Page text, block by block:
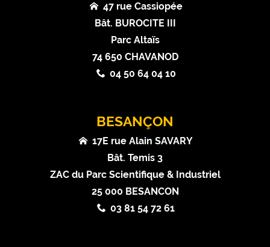
47 rue Cassiopée
Bât. BUROCITE III
Parc Altaïs
74 650 CHAVANOD
04 50 64 04 10
BESANÇON
17E rue Alain SAVARY
Bât. Temis 3
ZAC du Parc Scientifique & Industriel
25 000 BESANCON
03 81 54 72 61